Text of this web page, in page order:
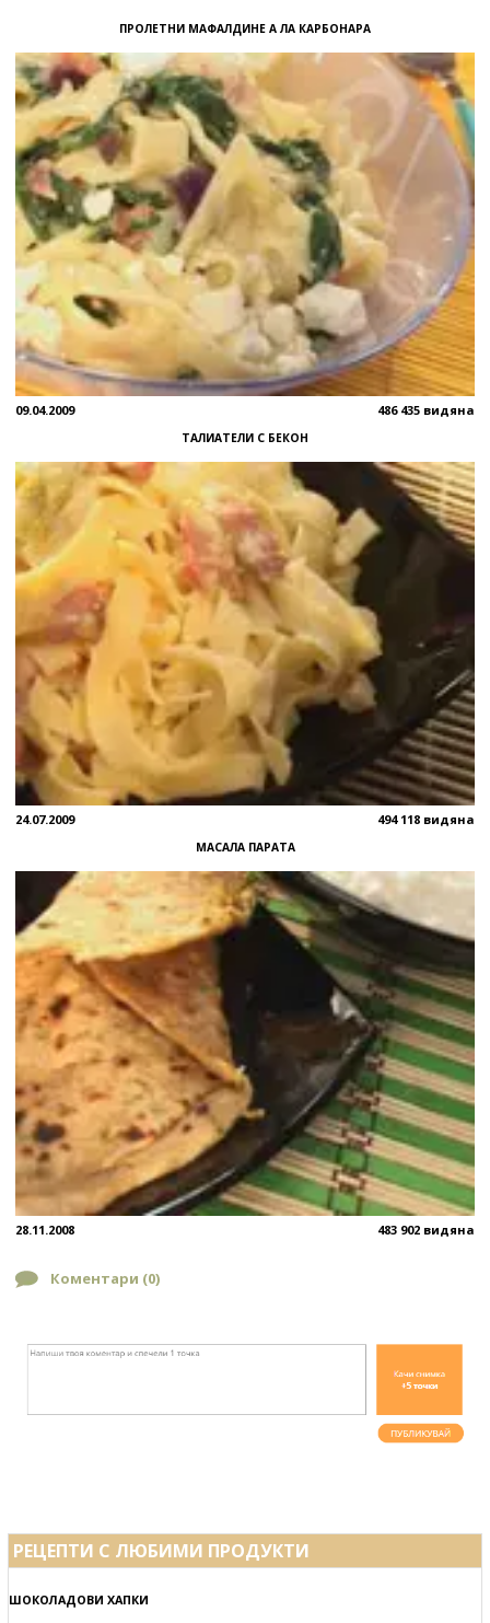
ПРОЛЕТНИ МАФАЛДИНЕ А ЛА КАРБОНАРА
09.04.2009 486 435 видяна
ТАЛИАТЕЛИ С БЕКОН
24.07.2009 494 118 видяна
МАСАЛА ПАРАТА
28.11.2008 483 902 видяна
Коментари (0)
РЕЦЕПТИ С ЛЮБИМИ ПРОДУКТИ
ШОКОЛАДОВИ ХАПКИ